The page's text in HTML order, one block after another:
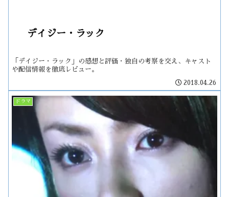
デイジー・ラック
「デイジー・ラック」の感想と評価・独自の考察を交え、キャスト
や配信情報を徹底レビュー。
2018.04.26
ドラマ